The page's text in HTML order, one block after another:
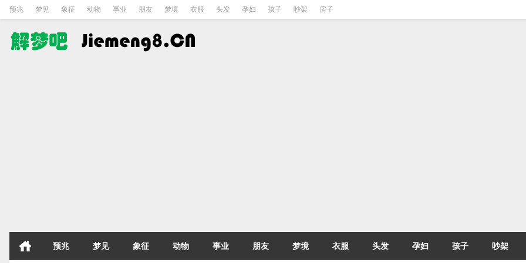
预兆 梦见 象征 动物 事业 朋友 梦境 衣服 头发 孕妇 孩子 吵架 房子
预兆 梦见 象征 动物 事业 朋友 梦境 衣服 头发 孕妇 孩子 吵架